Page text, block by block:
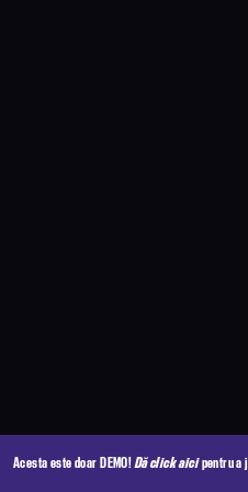
Acesta este doar DEMO!Dă click aicipentru a